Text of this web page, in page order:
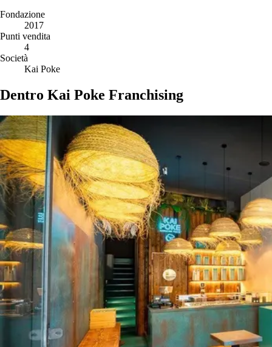
Fondazione
2017
Punti vendita
4
Società
Kai Poke
Dentro Kai Poke Franchising